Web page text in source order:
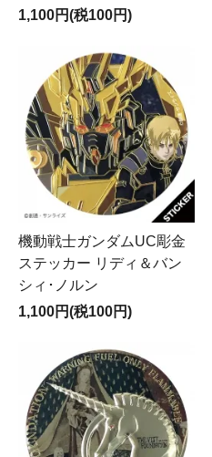
1,100円(税100円)
機動戦士ガンダムUC彫金
ステッカー リディ＆バン
シィ･ノルン
1,100円(税100円)